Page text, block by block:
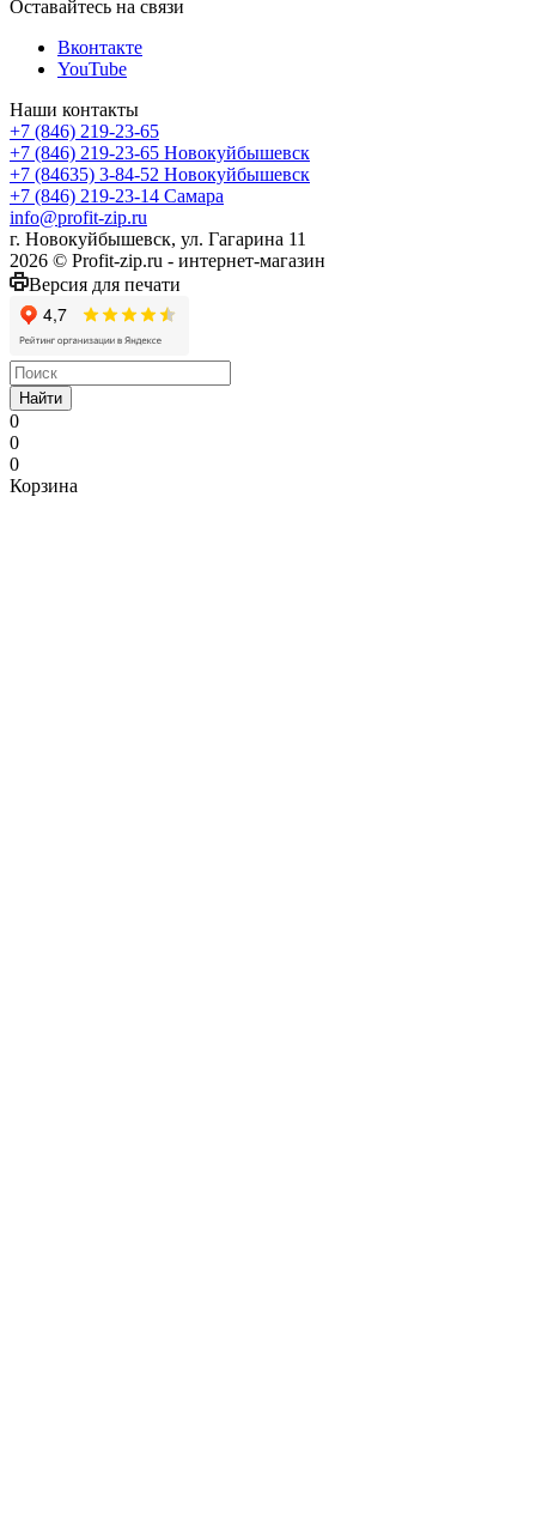
Оставайтесь на связи
Вконтакте
YouTube
Наши контакты
+7 (846) 219-23-65
+7 (846) 219-23-65 Новокуйбышевск
+7 (84635) 3-84-52 Новокуйбышевск
+7 (846) 219-23-14 Самара
info@profit-zip.ru
г. Новокуйбышевск, ул. Гагарина 11
2026 © Profit-zip.ru - интернет-магазин
Версия для печати
Найти
0
0
0
Корзина